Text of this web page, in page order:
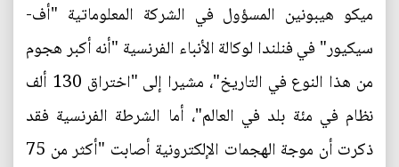
ميكو هيبونين المسؤول في الشركة المعلوماتية "أف-
سيكيور" في فنلندا لوكالة الأنباء الفرنسية "أنه أكبر هجوم
من هذا النوع في التاريخ"، مشيرا إلى "اختراق 130 ألف
نظام في مئة بلد في العالم"، أما الشرطة الفرنسية فقد
ذكرت أن موجة الهجمات الإلكترونية أصابت "أكثر من 75